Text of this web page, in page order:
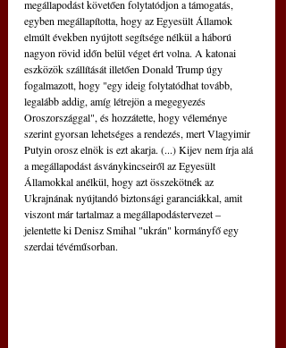
megállapodást követően folytatódjon a támogatás,
egyben megállapította, hogy az Egyesült Államok
elmúlt években nyújtott segítsége nélkül a háború
nagyon rövid időn belül véget ért volna. A katonai
eszközök szállítását illetően Donald Trump úgy
fogalmazott, hogy "egy ideig folytatódhat tovább,
legalább addig, amíg létrejön a megegyezés
Oroszországgal", és hozzátette, hogy véleménye
szerint gyorsan lehetséges a rendezés, mert Vlagyimir
Putyin orosz elnök is ezt akarja. (...) Kijev nem írja alá
a megállapodást ásványkincseiről az Egyesült
Államokkal anélkül, hogy azt összekötnék az
Ukrajnának nyújtandó biztonsági garanciákkal, amit
viszont már tartalmaz a megállapodástervezet –
jelentette ki Denisz Smihal "ukrán" kormányfő egy
szerdai tévéműsorban.